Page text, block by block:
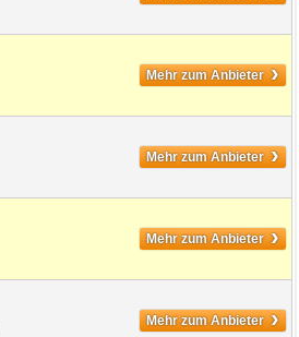
Mehr zum Anbieter ›
Mehr zum Anbieter ›
Mehr zum Anbieter ›
Mehr zum Anbieter ›